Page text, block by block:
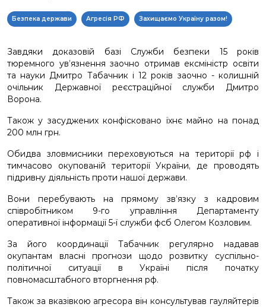
Безпека держави Агресія РФ Захищаємо Україну разом!
Завдяки доказовій базі Служби безпеки 15 років
тюремного ув’язнення заочно отримав ексміністр освіти
та науки Дмитро Табачник і 12 років заочно - колишній
очільник Державної реєстраційної служби Дмитро
Ворона.
Також у засуджених конфісковано їхнє майно на понад
200 млн грн.
Обидва зловмисники переховуються на території рф і
тимчасово окупованій території України, де проводять
підривну діяльність проти нашої держави.
Вони перебувають на прямому зв’язку з кадровим
співробітником 9-го управління Департаменту
оперативної інформації 5-ї служби фсб Олегом Козловим.
За його координації Табачник регулярно надавав
окупантам власні прогнози щодо розвитку суспільно-
політичної ситуації в Україні після початку
повномасштабного вторгнення рф.
Також за вказівкою агресора він консультував гауляйтерів